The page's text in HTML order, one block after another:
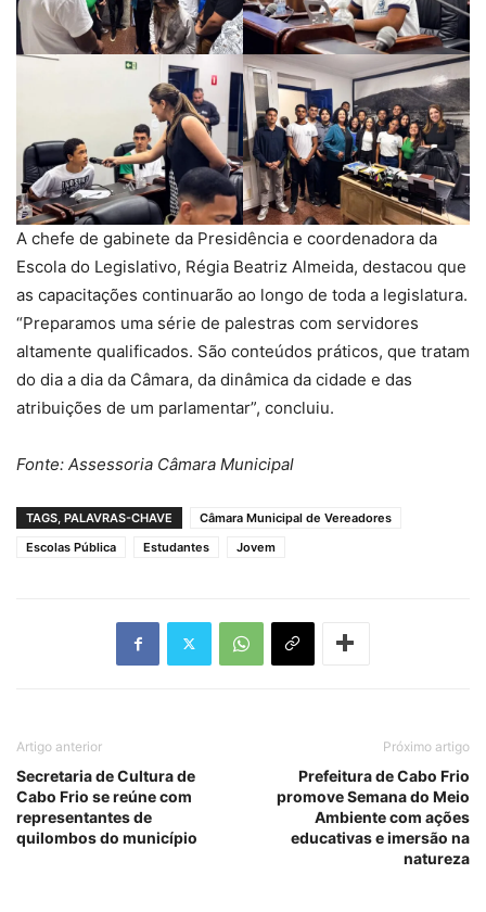
A chefe de gabinete da Presidência e coordenadora da
Escola do Legislativo, Régia Beatriz Almeida, destacou que
as capacitações continuarão ao longo de toda a legislatura.
“Preparamos uma série de palestras com servidores
altamente qualificados. São conteúdos práticos, que tratam
do dia a dia da Câmara, da dinâmica da cidade e das
atribuições de um parlamentar”, concluiu.
Fonte: Assessoria Câmara Municipal
TAGS, PALAVRAS-CHAVE
Câmara Municipal de Vereadores
Escolas Pública
Estudantes Jovem
Artigo anterior
Secretaria de Cultura de
Cabo Frio se reúne com
representantes de
quilombos do município
Próximo artigo
Prefeitura de Cabo Frio
promove Semana do Meio
Ambiente com ações
educativas e imersão na
natureza